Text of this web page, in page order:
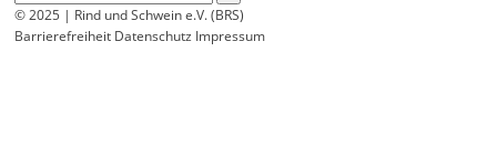
© 2025 | Rind und Schwein e.V. (BRS)
Barrierefreiheit Datenschutz Impressum